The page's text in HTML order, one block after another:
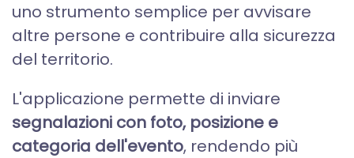
uno strumento semplice per avvisare
altre persone e contribuire alla sicurezza
del territorio.
L'applicazione permette di inviare
segnalazioni con foto, posizione e
categoria dell'evento, rendendo più